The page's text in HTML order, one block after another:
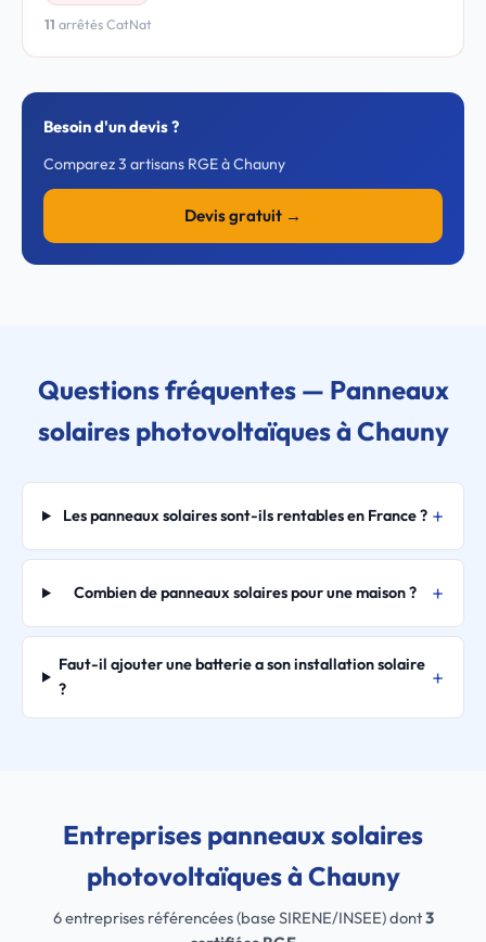
11 arrêtés CatNat
Besoin d'un devis ?
Comparez 3 artisans RGE à Chauny
Devis gratuit →
Questions fréquentes — Panneaux
solaires photovoltaïques à Chauny
Les panneaux solaires sont-ils rentables en France ?
Combien de panneaux solaires pour une maison ?
Faut-il ajouter une batterie a son installation solaire
?
Entreprises panneaux solaires
photovoltaïques à Chauny
6 entreprises référencées (base SIRENE/INSEE) dont3